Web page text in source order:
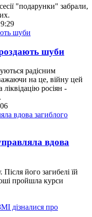
"подарунки" забрали,
шуби
радісним
на це, війну цей
росіян -
вдова
його загибелі їй
пройшла курси